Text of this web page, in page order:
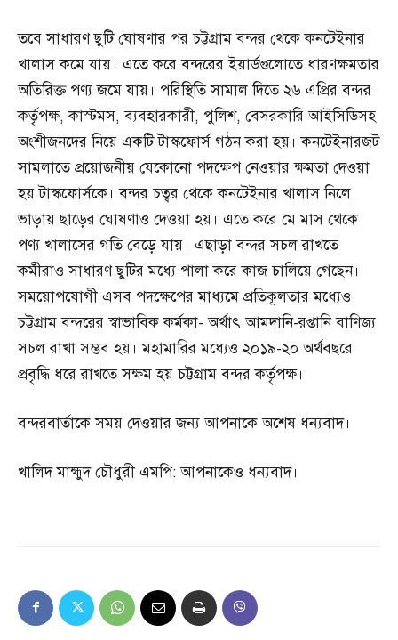
তবে সাধারণ ছুটি ঘোষণার পর চট্টগ্রাম বন্দর থেকে কনটেইনার
খালাস কমে যায়। এতে করে বন্দরের ইয়ার্ডগুলোতে ধারণক্ষমতার
অতিরিক্ত পণ্য জমে যায়। পরিস্থিতি সামাল দিতে ২৬ এপ্রির বন্দর
কর্তৃপক্ষ, কাস্টমস, ব্যবহারকারী, পুলিশ, বেসরকারি আইসিডিসহ
অংশীজনদের নিয়ে একটি টাস্কফোর্স গঠন করা হয়। কনটেইনারজট
সামলাতে প্রয়োজনীয় যেকোনো পদক্ষেপ নেওয়ার ক্ষমতা দেওয়া
হয় টাস্কফোর্সকে। বন্দর চত্বর থেকে কনটেইনার খালাস নিলে
ভাড়ায় ছাড়ের ঘোষণাও দেওয়া হয়। এতে করে মে মাস থেকে
পণ্য খালাসের গতি বেড়ে যায়। এছাড়া বন্দর সচল রাখতে
কর্মীরাও সাধারণ ছুটির মধ্যে পালা করে কাজ চালিয়ে গেছেন।
সময়োপযোগী এসব পদক্ষেপের মাধ্যমে প্রতিকূলতার মধ্যেও
চট্টগ্রাম বন্দরের স্বাভাবিক কর্মকা- অর্থাৎ আমদানি-রপ্তানি বাণিজ্য
সচল রাখা সম্ভব হয়। মহামারির মধ্যেও ২০১৯-২০ অর্থবছরে
প্রবৃদ্ধি ধরে রাখতে সক্ষম হয় চট্টগ্রাম বন্দর কর্তৃপক্ষ।
বন্দরবার্তাকে সময় দেওয়ার জন্য আপনাকে অশেষ ধন্যবাদ।
খালিদ মাহ্মুদ চৌধুরী এমপি: আপনাকেও ধন্যবাদ।